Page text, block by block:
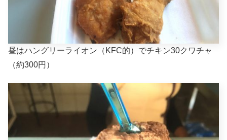
昼はハングリーライオン（KFC的）でチキン30クワチャ
（約300円）